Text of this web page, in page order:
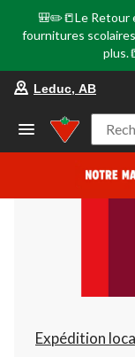
🎒✏️📒Le Retour
fournitures
Leduc, AB
Expédition